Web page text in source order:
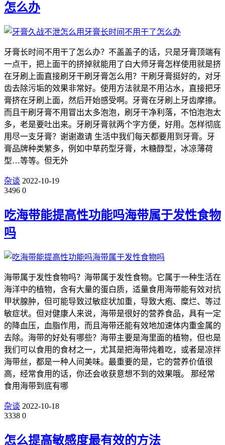
怎么办
牙膏长时间不用干了怎么办？不盖盖子的话，只是牙膏顶端有
一点干，把上面干的挤掉就能用了白大师牙膏怎样使用就是挤
在牙刷上面直接刷牙干刷牙膏怎么用？干刷牙膏挺好的，对牙
齿去除污垢的效果非常好。使用方法就是不用沾水，直接把牙
膏挤在牙刷上面，然后开始感受啊。牙膏在牙刷上牙齿摩擦。
而且干刷牙膏不用冒出太多泡泡，刷牙干净利落，不怕泡泡太
多，老是要吐出来。牙刷牙膏就两个字方便，好用。怎样彻底
用尽一支牙膏？谢谢邀请 生活中我们每天都要用到牙膏。牙
膏品牌种类繁多，例如中草药型牙膏，木糖醇型，冰凉薄荷
型…等等。但无外
杂谈 2022-10-19
3496 0
吃海带能提高性功能吗海带属于发性食物
吗
海带属于发性食物吗？海带属于发性食物。它属于一种生活在
海洋中的植物，含有大量的蛋白质，适量食用海带能有效对抗
甲状腺肿，但可能导致过敏症状加重，导致大疱、糜烂、等过
敏症状。但对健康人来说，海带是很好的营养食品，具有一定
的降血压，血脂作用，而且海带还能有效地加速体内重金属的
去除。海带的好处有哪些？海带主要是海里面的植物，但也是
我们可以食用的食材之一，尤其是把海带炖着吃，或者是凉拌
海带丝，都是一种人间美味。最重要的是，它的营养价值很
高，经常食用的话，你还会收获意想不到的效果哦。 那经常
食用海带到底有哪
杂谈 2022-10-18
3338 0
怎么提高敏感度最有效的方法